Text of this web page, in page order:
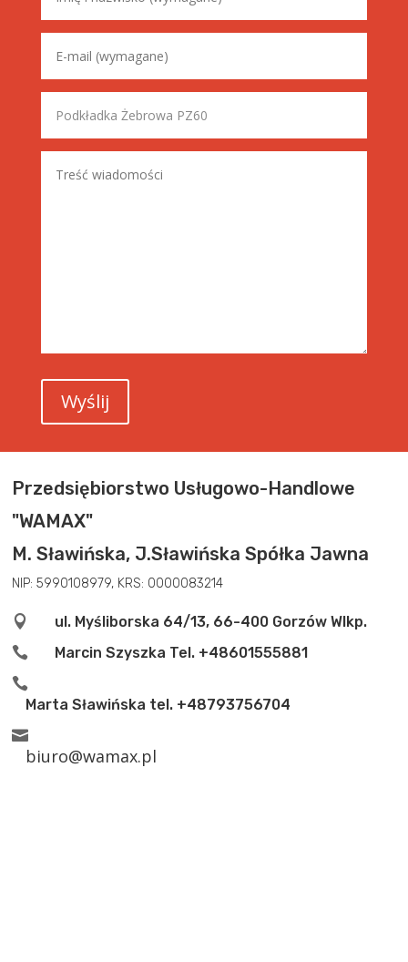
Przedsiębiorstwo Usługowo-Handlowe
"WAMAX"
M. Sławińska, J.Sławińska Spółka Jawna
NIP: 5990108979, KRS: 0000083214
 ul. Myśliborska 64/13, 66-400 Gorzów Wlkp.
 Marcin Szyszka Tel. +48601555881

Marta Sławińska tel. +48793756704

biuro@wamax.pl